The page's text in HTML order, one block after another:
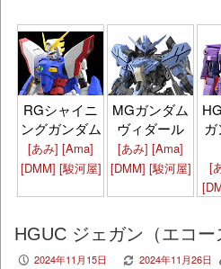
RGシャイニ
ングガンダム
[あみ] [Ama]
[DMM] [駿河屋]
MGガンダム
ヴィダール
[あみ] [Ama]
[DMM] [駿河屋] [
HGUC ジェガン（エコ
P 2024年11月15日 V 2024年11月26日